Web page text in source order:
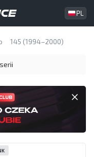
PL
145 (1994–2000)